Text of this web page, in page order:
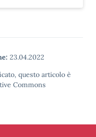
23.04.2022
questo articolo è
Commons